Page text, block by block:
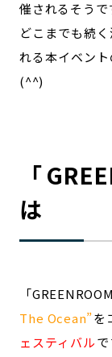
特集コンテンツ
プレスリリース
MILCプロジェクト
Sporkle
「人」
催されるそう
どこまでも続
れる本イベン
(^^)
「
は
「
The Ocean”を
ェスティバル